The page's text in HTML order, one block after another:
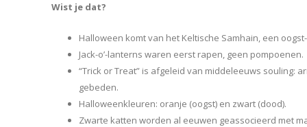
Wist je dat?
Halloween komt van het Keltische Samhain, een
Jack-o’-lanterns waren eerst rapen, geen pompoenen.
“Trick or Treat” is afgeleid van middeleeuws souling:
gebeden.
Halloweenkleuren: oranje (oogst) en zwart (dood).
Zwarte katten worden al eeuwen geassocieerd met